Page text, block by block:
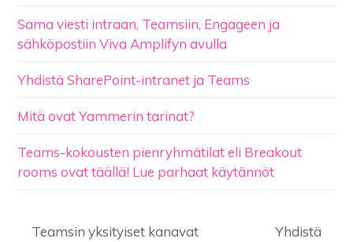
Sama viesti intraan, Teamsiin, Engageen ja
sähköpostiin Viva Amplifyn avulla
Yhdistä SharePoint-intranet ja Teams
Mitä ovat Yammerin tarinat?
Teams-kokousten pienryhmätilat eli Breakout
rooms ovat täällä! Lue parhaat käytännöt
Teamsin yksityiset kanavat
Yhdistä